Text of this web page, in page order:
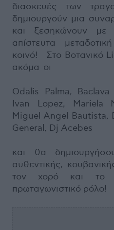
διασκευές των
δημιουργούν μια
και ξεσηκώνουν
απίστευτα
κοινό! Στο Βοτανικό
ακόμα οι
Odalis Palma,
Ivan Lopez, Mariela
Miguel Angel Bautista,
General, Dj Acebes
και θα
αυθεντικής,
τον χορό και το
πρωταγωνιστικό ρόλο!